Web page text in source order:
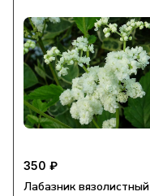
350 ₽
Лабазник вязолистный